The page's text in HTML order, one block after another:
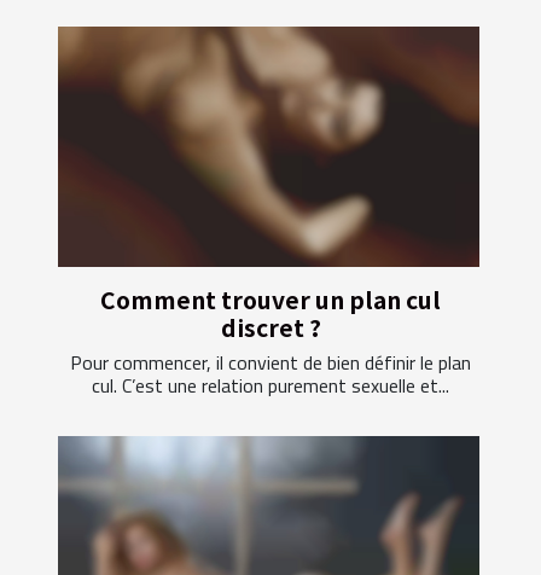
Comment trouver un plan cul
discret ?
Pour commencer, il convient de bien définir le plan
cul. C’est une relation purement sexuelle et...